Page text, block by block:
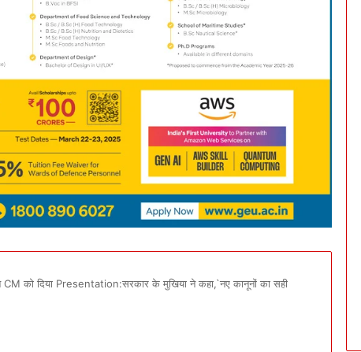
को दिया Presentation:सरकार के मुखिया ने कहा,`नए कानूनों का सही